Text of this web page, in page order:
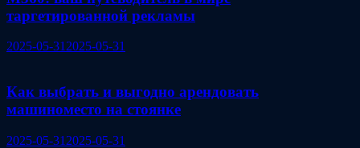
таргетированной рекламы
2025-05-312025-05-31
Как выбрать и выгодно арендовать
машиноместо на стоянке
2025-05-31 2025-05-31